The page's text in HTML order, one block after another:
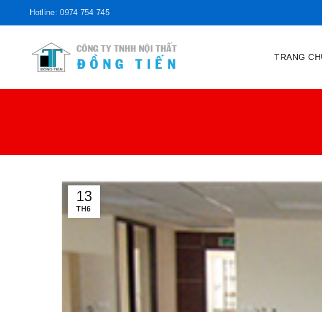
Hotline: 0974 754 745
TRANG
13
TH6